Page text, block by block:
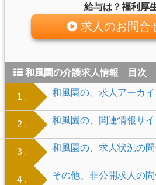
給与は？福利厚
求人のお問合
和風園の介護求人情報 目次
1 . 和風園の、求人アーカ
2 . 和風園の、関連情報サイ
3 . 和風園の、求人状況の
4 . その他、非公開求人の